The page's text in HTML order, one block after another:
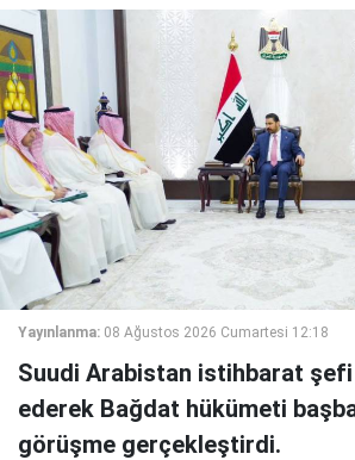
Yayınlanma: 08 Ağustos 2026 Cumartesi 12:18
Suudi Arabistan istihbarat şefi
ederek Bağdat hükümeti
görüşme gerçekleştirdi.